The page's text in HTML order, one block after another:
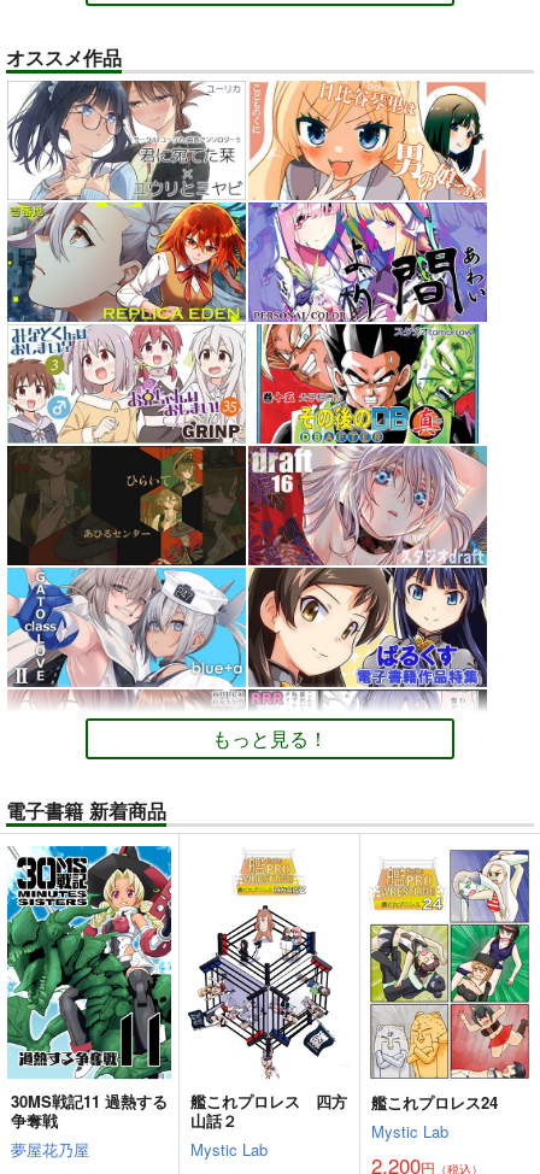
オススメ作品
もっと見る！
電子書籍 新着商品
30MS戦記11 過熱する
争奪戦
夢屋花乃屋
艦これプロレス 四方
山話２
Mystic Lab
艦これプロレス24
Mystic Lab
2,200円 （税込）